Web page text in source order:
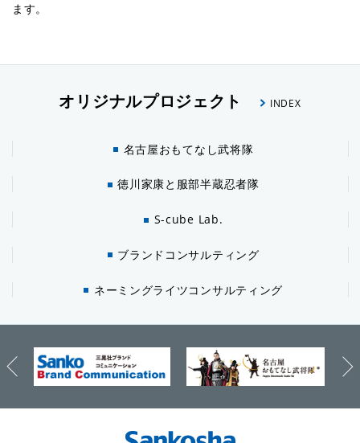
ます。
オリジナルプロジェクト INDEX
名古屋おもてなし武将隊
徳川家康と服部半蔵忍者隊
S-cube Lab.
ブランドコンサルティング
ネーミングライツコンサルティング